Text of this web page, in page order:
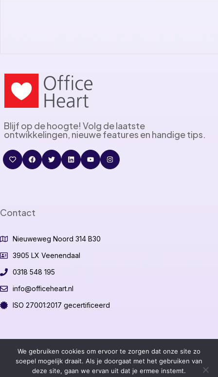
Blijf op de hoogte! Volg de laatste
ontwikkelingen, nieuwe features en handige tips.
Contact
Nieuweweg Noord 314 B30
3905 LX Veenendaal
0318 548 195
info@officeheart.nl
ISO 27001:2017 gecertificeerd
©2026 OfficeHeart B.V.
Algemene voorwaarden
We gebruiken cookies om ervoor te zorgen dat onze site zo
soepel mogelijk draait. Als je doorgaat met het gebruiken van
deze site, gaan we ervan uit dat je ermee instemt.